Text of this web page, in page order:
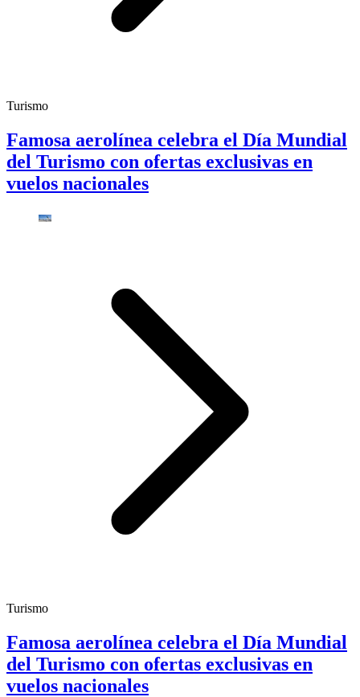
Turismo
Famosa aerolínea celebra el Día Mundial
del Turismo con ofertas exclusivas en
vuelos nacionales
Turismo
Famosa aerolínea celebra el Día Mundial
del Turismo con ofertas exclusivas en
vuelos nacionales